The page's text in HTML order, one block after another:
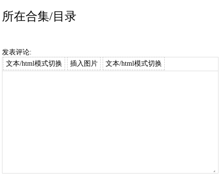
所在合集/目录
发表评论:
文本/html模式切换
插入图片 文本/html模式切换